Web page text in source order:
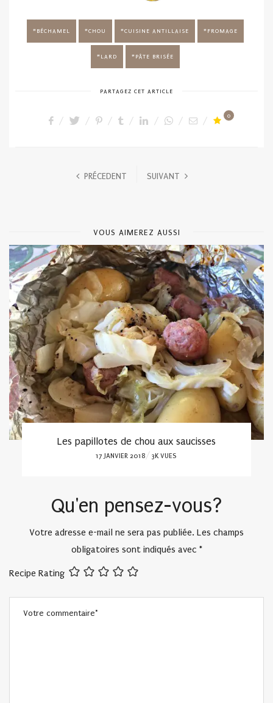
BÉCHAMEL CHOU CUISINE ANTILLAISE FROMAGE
LARD PÂTE BRISÉE
PARTAGEZ CET ARTICLE
0
PRÉCEDENT SUIVANT
VOUS AIMEREZ AUSSI
Les falafels… au four
POSTED
17 MARS 2022 2.7K VUES
Qu'en pensez-vous?
Votre adresse e-mail ne sera pas publiée. Les champs
obligatoires sont indiqués avec *
Recipe Rating